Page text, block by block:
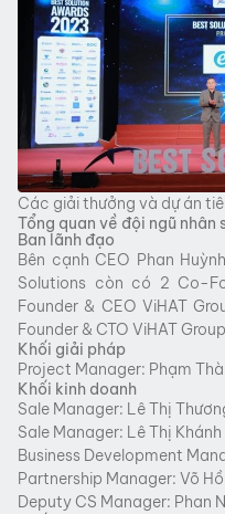
Các giải thưởng và dự án
Tổng quan về đội ngũ nhân
Ban lãnh đạo
Bên cạnh CEO Phan
Solutions còn có 2 Co-
Founder & CEO ViHAT
Founder & CTO ViHAT
Khối giải pháp
Project Manager: Phạm
Khối kinh doanh
Sale Manager: Lê Thị
Sale Manager: Lê Thị Khánh
Business Development
Partnership Manager: Võ
Deputy CS Manager: Phan